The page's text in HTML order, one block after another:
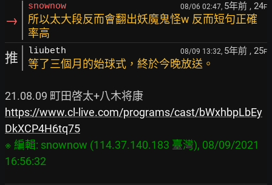
→
snownow 08/06 02:47, 5年前 , 24F
所以太大段反而會翻出妖魔鬼怪w 反而短句正確
率高
推 liubeth 08/09 13:32, 5年前 , 25F
等了三個月的始球式，終於今晚放送。
https://www.cl-live.com/programs/cast/bWxhbpLbEy
DkXCP4H6tq75
※ 編輯: snownow (114.37.140.183 臺灣), 08/09/2021